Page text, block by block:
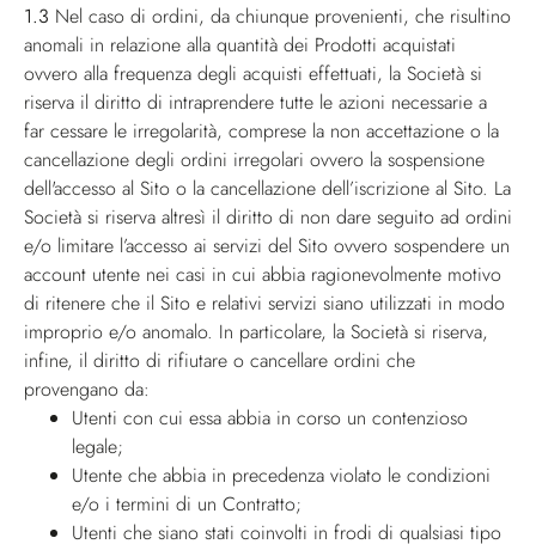
1.3 Nel caso di ordini, da chiunque provenienti, che risultino
anomali in relazione alla quantità dei Prodotti acquistati
ovvero alla frequenza degli acquisti effettuati, la Società si
riserva il diritto di intraprendere tutte le azioni necessarie a
far cessare le irregolarità, comprese la non accettazione o la
cancellazione degli ordini irregolari ovvero la sospensione
dell'accesso al Sito o la cancellazione dell’iscrizione al Sito. La
Società si riserva altresì il diritto di non dare seguito ad ordini
e/o limitare l’accesso ai servizi del Sito ovvero sospendere un
account utente nei casi in cui abbia ragionevolmente motivo
di ritenere che il Sito e relativi servizi siano utilizzati in modo
improprio e/o anomalo. In particolare, la Società si riserva,
infine, il diritto di rifiutare o cancellare ordini che
provengano da:
Utenti con cui essa abbia in corso un contenzioso
legale;
Utente che abbia in precedenza violato le condizioni
e/o i termini di un Contratto;
Utenti che siano stati coinvolti in frodi di qualsiasi tipo